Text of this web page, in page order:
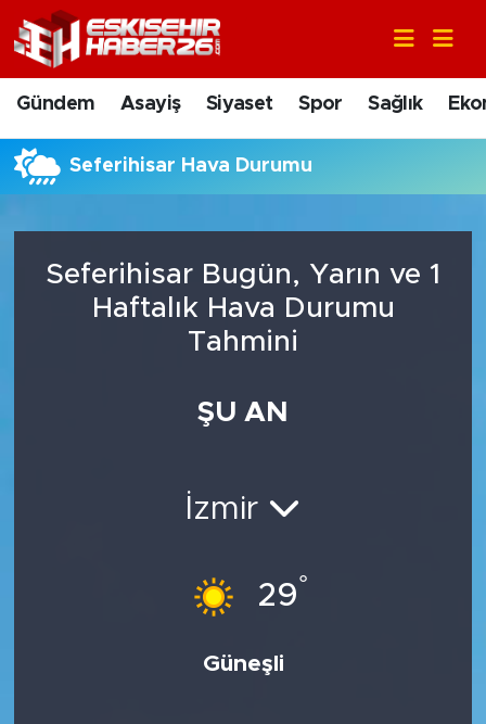
Gündem Asayiş Siyaset Spor Sağlık
Seferihisar Hava Durumu
Seferihisar Bugün, Yarın ve 1
Haftalık Hava Durumu
Tahmini
ŞU AN
İzmir
29°
Güneşli
Gündem
Asayiş
Siyaset
Sağlık
Nöbetçi Eczaneler
Hava Durumu
Trafik Durumu
Tüm Manşetler